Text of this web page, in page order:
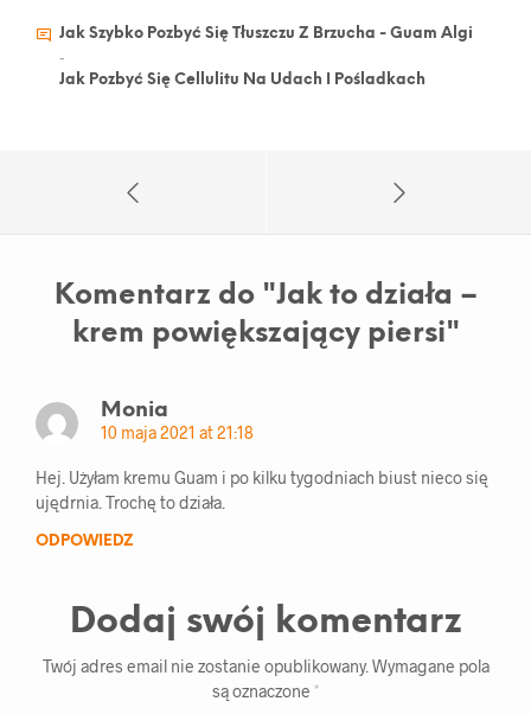
Jak Szybko Pozbyć Się Tłuszczu Z Brzucha - Guam Algi
-
Jak Pozbyć Się Cellulitu Na Udach I Pośladkach
Komentarz do "Jak to działa –
krem ​​powiększający piersi"
Monia
10 maja 2021 at 21:18
Hej. Użyłam kremu Guam i po kilku tygodniach biust nieco się
ujędrnia. Trochę to działa.
ODPOWIEDZ
Dodaj swój komentarz
Twój adres email nie zostanie opublikowany. Wymagane pola
są oznaczone *